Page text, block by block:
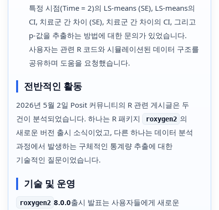
특정 시점(Time = 2)의 LS-means (SE), LS-means의
CI, 치료군 간 차이 (SE), 치료군 간 차이의 CI, 그리고
p-값을 추출하는 방법에 대한 문의가 있었습니다.
사용자는 관련 R 코드와 시뮬레이션된 데이터 구조를
공유하며 도움을 요청했습니다.
전반적인 활동
2026년 5월 2일 Posit 커뮤니티의 R 관련 게시글은 두
건이 분석되었습니다. 하나는 R 패키지
roxygen2 의
새로운 버전 출시 소식이었고, 다른 하나는 데이터 분석
과정에서 발생하는 구체적인 통계량 추출에 대한
기술적인 질문이었습니다.
기술 및 운영
roxygen2 8.0.0출시 발표는 사용자들에게 새로운